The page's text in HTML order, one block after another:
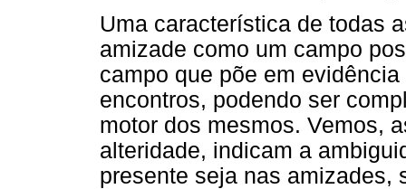
Uma característica de todas
amizade como um campo
campo que põe em
encontros, podendo ser
motor dos mesmos. Vemos,
alteridade, indicam a
presente seja nas amizades,